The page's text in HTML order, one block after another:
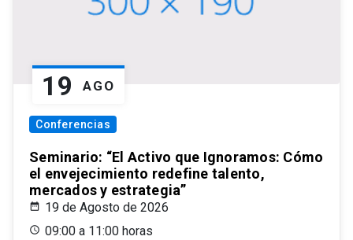
19 AGO
Conferencias
Seminario: “El Activo que Ignoramos: Cómo
el envejecimiento redefine talento,
mercados y estrategia”
19 de Agosto de 2026
09:00 a 11:00 horas